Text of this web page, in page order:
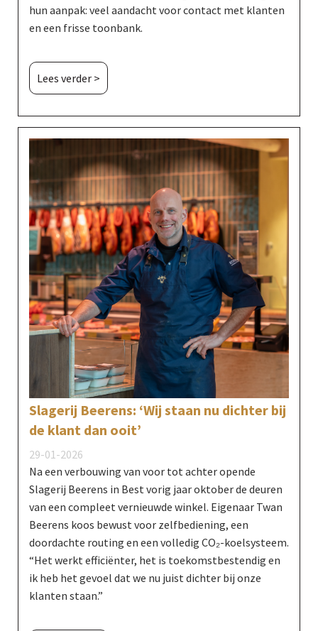
hun aanpak: veel aandacht voor contact met klanten
en een frisse toonbank.
Lees verder >
Slagerij Beerens: ‘Wij staan nu dichter bij
de klant dan ooit’
29-01-2026
Na een verbouwing van voor tot achter opende
Slagerij Beerens in Best vorig jaar oktober de deuren
van een compleet vernieuwde winkel. Eigenaar Twan
Beerens koos bewust voor zelfbediening, een
doordachte routing en een volledig CO₂-koelsysteem.
“Het werkt efficiënter, het is toekomstbestendig en
ik heb het gevoel dat we nu juist dichter bij onze
klanten staan.”